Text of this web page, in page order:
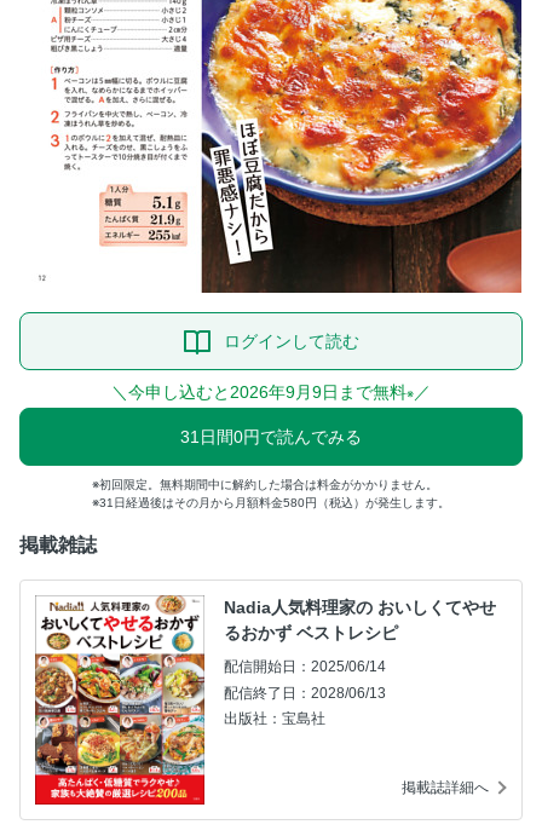
ログインして読む
＼今申し込むと2026年9月9日まで無料※ ／
31日間0円で読んでみる
初回限定。無料期間中に解約した場合は料金がかかりません。
31日経過後はその月から月額料金580円（税込）が発生します。
掲載雑誌
Nadia人気料理家の おいしくてやせ
るおかず ベストレシピ
配信開始日：2025/06/14
配信終了日：2028/06/13
出版社：宝島社
掲載誌詳細へ